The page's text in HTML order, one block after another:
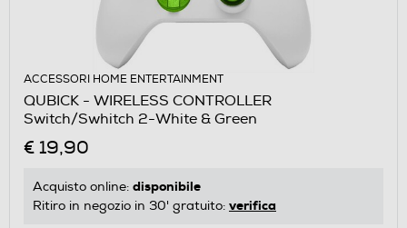
ACCESSORI HOME ENTERTAINMENT
QUBICK - WIRELESS CONTROLLER
Switch/Swhitch 2-White & Green
€ 19,90
Acquisto online: disponibile
Ritiro in negozio in 30' gratuito: verifica